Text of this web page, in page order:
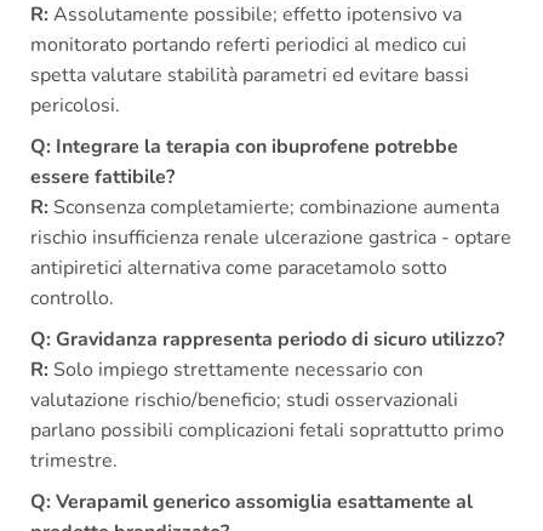
R: Assolutamente possibile; effetto ipotensivo va
monitorato portando referti periodici al medico cui
spetta valutare stabilità parametri ed evitare bassi
pericolosi.
Q: Integrare la terapia con ibuprofene potrebbe
essere fattibile?
R: Sconsenza completamierte; combinazione aumenta
rischio insufficienza renale ulcerazione gastrica - optare
antipiretici alternativa come paracetamolo sotto
controllo.
Q: Gravidanza rappresenta periodo di sicuro utilizzo?
R: Solo impiego strettamente necessario con
valutazione rischio/beneficio; studi osservazionali
parlano possibili complicazioni fetali soprattutto primo
trimestre.
Q: Verapamil generico assomiglia esattamente al